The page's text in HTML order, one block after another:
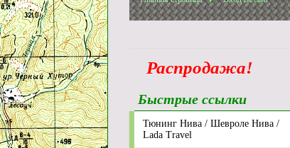
Распродажа!
Быстрые ссылки
Тюнинг Нива / Шевроле Нива /
Lada Travel